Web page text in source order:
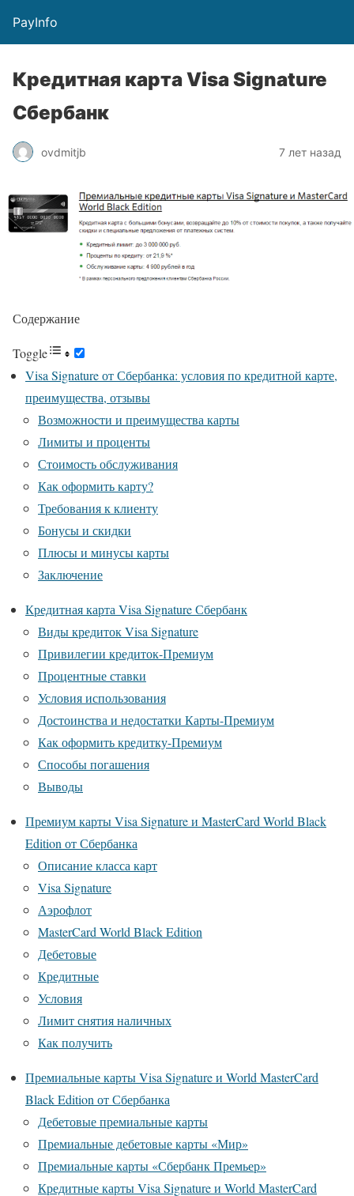
PayInfo
Кредитная карта Visa Signature
Сбербанк
ovdmitjb 7 лет назад
Содержание
Toggle
Visa Signature от Сбербанка: условия по кредитной карте,
преимущества, отзывы
Возможности и преимущества карты
Лимиты и проценты
Стоимость обслуживания
Как оформить карту?
Требования к клиенту
Бонусы и скидки
Плюсы и минусы карты
Заключение
Кредитная карта Visa Signature Сбербанк
Виды кредиток Visa Signature
Привилегии кредиток-Премиум
Процентные ставки
Условия использования
Достоинства и недостатки Карты-Премиум
Как оформить кредитку-Премиум
Способы погашения
Выводы
Премиум карты Visa Signature и MasterCard World Black
Edition от Сбербанка
Описание класса карт
Visa Signature
Аэрофлот
MasterCard World Black Edition
Дебетовые
Кредитные
Условия
Лимит снятия наличных
Как получить
Премиальные карты Visa Signature и World MasterCard
Black Edition от Сбербанка
Дебетовые премиальные карты
Премиальные дебетовые карты «Мир»
Премиальные карты «Сбербанк Премьер»
Кредитные карты Visa Signature и World MasterCard